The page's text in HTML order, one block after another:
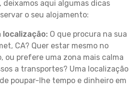
deixamos aqui algumas dicas
o seu alojamento:
localização: O que procura na sua
CA? Quer estar mesmo no
ou prefere uma zona mais calma
a transportes? Uma localização
poupar-lhe tempo e dinheiro em